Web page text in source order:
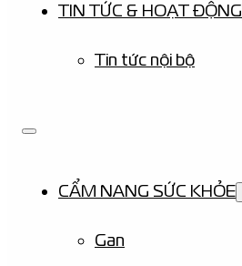
TIN TỨC & HOẠT ĐỘNG
Tin tức nội bộ
CẨM NANG SỨC KHỎE
Gan